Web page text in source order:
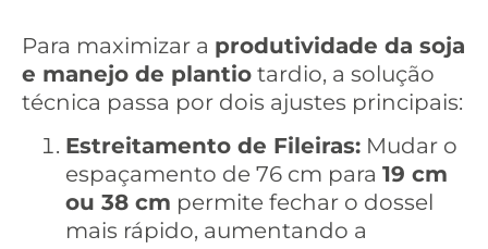
Para maximizar a produtividade da soja
e manejo de plantio tardio, a solução
técnica passa por dois ajustes principais:
Estreitamento de Fileiras: Mudar o
espaçamento de 76 cm para 19 cm
ou 38 cm permite fechar o dossel
mais rápido, aumentando a